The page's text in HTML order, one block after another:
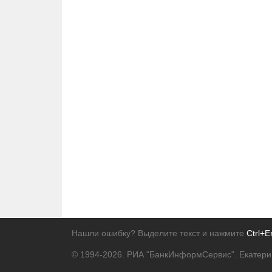
Нашли ошибку? Выделите текст и нажмите
© 1994-2026. РИА "БанкИнформСервис".